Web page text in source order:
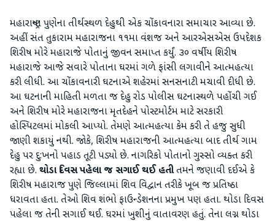
મહારાષ્ટ્રના પુણેના તીર્થસ્થળ દેહુથી એક ચોંકાવનારા સમાચાર આવ્યા છે.
અહીં સંત તુકારામ મહારાજના ૧૧મા વંશજ અને આરએસએસ ઉપદેશક
શિરીષ મોરે મહારાજે પોતાનું જીવન સમાપ્ત કર્યું. ૩૦ વર્ષીય શિરીષ
મહારાજે આજે સવારે પોતાના ઘરમાં ગળે ફાંસી લગાવીને આત્મહત્યા
કરી લીધી. આ ચોંકાવનારી ઘટનાએ શહેરમાં સનસનાટી મચાવી દીધી છે.
આ ઘટનાની માહિતી મળતા જ દેહુ રોડ પોલીસ ઘટનાસ્થળે પહોંચી ગઈ
અને શિરીષ મોરે મહારાજના મૃતદેહને પોસ્ટમોર્ટમ માટે સરકારી
હોસ્પિટલમાં મોકલી આપ્યો. તેમણે આત્મહત્યા કેમ કરી તે હજુ સુધી
જાણી શકાયું નથી. જોકે, શિરીષ મહારાજની આત્મહત્યા બાદ તીર્થ ગામ
દેહુ પર દુ:ખનો પહાડ તૂટી પડ્યો છે. નાગરિકો પોતાનો ગુસ્સો વ્યક્ત કરી
રહ્યા છે. થોડા દિવસ પહેલા જ સગાઈ થઈ હતીતમને જણાવી દઈએ કે
શિરીષ મહારાજ પુણે જિલ્લામાં શિવ વિદ્વાન તરીકે ખૂબ જ પ્રતિષ્ઠા
ધરાવતા હતા. તેઓ શિવ શંભો ફાઉન્ડેશનના પ્રમુખ પણ હતા. થોડા દિવસ
પહેલા જ તેની સગાઈ થઈ. ઘરમાં ખુશીનું વાતાવરણ હતું. તેના લગ્ન થોડા